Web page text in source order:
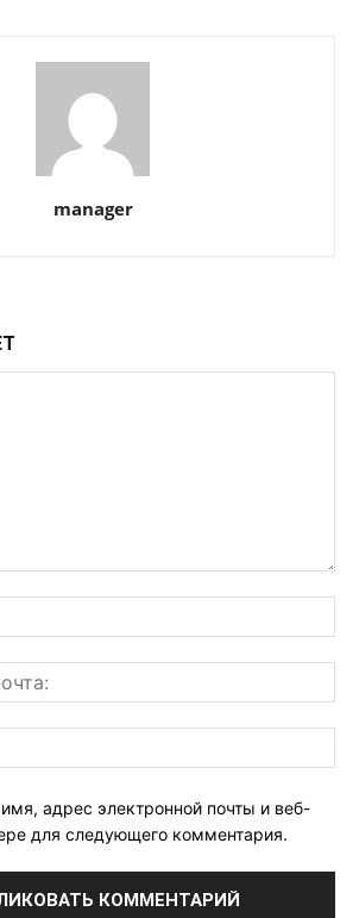
manager
адрес электронной почты и веб-
для следующего комментария.